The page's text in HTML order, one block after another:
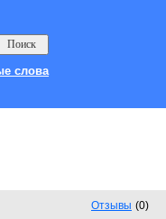
слова
Отзывы (0)